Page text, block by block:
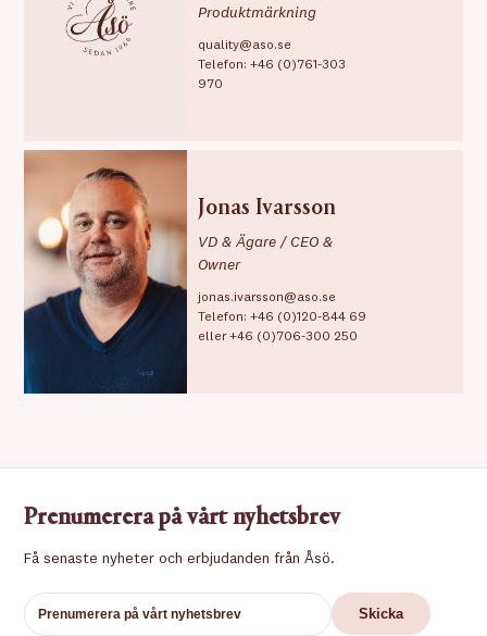
Produktmärkning
quality@aso.se
Telefon:+46 (0)761-303
970
Jonas Ivarsson
VD & Ägare / CEO &
Owner
jonas.ivarsson@aso.se
Telefon:+46 (0)120-844 69
eller+46 (0)706-300 250
Prenumerera på vårt nyhetsbrev
Få senaste nyheter och erbjudanden från Åsö.